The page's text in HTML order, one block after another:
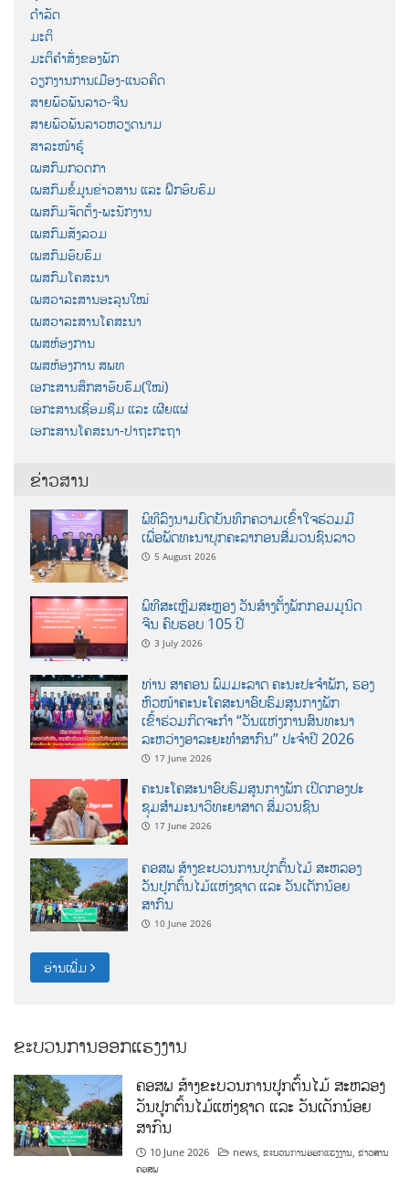
ດຳລັດ
ມະຕິ
ມະຕິຄຳສັ່ງຂອງພັກ
ວຽກງານການເມືອງ-ແນວຄິດ
ສາຍພົວພັນລາວ-ຈີນ
ສາຍພົວພັນລາວຫວຽດນາມ
ສາລະໜ້າຮູ້
ເພສກົມກວດກາ
ເພສກົມຂໍ້ມູນຂ່າວສານ ແລະ ຝຶກອົບຮົມ
ເພສກົມຈັດຕັ້ງ-ພະນັກງານ
ເພສກົມສັງລວມ
ເພສກົມອົບຮົມ
ເພສກົມໂຄສະນາ
ເພສວາລະສານອະລຸນໃໝ່
ເພສວາລະສານໂຄສະນາ
ເພສຫ້ອງການ
ເພສຫ້ອງການ ສພທ
ເອກະສານສຶກສາອົບຮົມ(ໃໝ່)
ເອກະສານເຊື່ອມຊືມ ແລະ ເຜີຍແຜ່
ເອກະສານໂຄສະນາ-ປາຖະກະຖາ
ຂ່າວສານ
ພິທີລົງນາມບົດບັນທຶກຄວາມເຂົ້າໃຈຮ່ວມມື
ເພື່ອພັດທະນາບຸກຄະລາກອນສື່ມວນຊົນລາວ
5 August 2026
ພິທີສະເຫຼີມສະຫຼອງ ວັນສ້າງຕັ້ງພັກກອມມູນິດ
ຈີນ ຄົບຮອບ 105 ປີ
3 July 2026
ທ່ານ ສາຄອນ ພົມມະລາດ ຄະນະປະຈໍາພັກ, ຮອງ
ຫົວໜ້າຄະນະໂຄສະນາອົບຮົມສູນກາງພັກ
ເຂົ້າຮ່ວມກິດຈະກຳ “ວັນແຫ່ງການສົນທະນາ
ລະຫວ່າງອາລະຍະທຳສາກົນ” ປະຈຳປີ 2026
17 June 2026
ຄະນະໂຄສະນາອົບຮົມສູນກາງພັກ ເປີດກອງປະ
ຊຸມສຳມະນາວິທະຍາສາດ ສຶ່ມວນຊົນ
17 June 2026
ຄອສພ ສ້າງຂະບວນການປູກຕົ້ນໄມ້ ສະຫລອງ
ວັນປູກຕົ້ນໄມ້ແຫ່ງຊາດ ແລະ ວັນເດັກນ້ອຍ
ສາກົນ
10 June 2026
ອ່ານເພີ່ມ
ຂະບວນການອອກແຮງງານ
ຄອສພ ສ້າງຂະບວນການປູກຕົ້ນໄມ້ ສະຫລອງ
ວັນປູກຕົ້ນໄມ້ແຫ່ງຊາດ ແລະ ວັນເດັກນ້ອຍ
ສາກົນ
10 June 2026 news ,ຂະບວນການອອກແຮງງານ ,ຂ່າວສານ
ຄອສພ